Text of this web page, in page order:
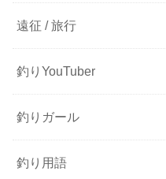
遠征 / 旅行
釣りYouTuber
釣りガール
釣り用語